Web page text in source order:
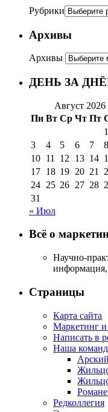
Рубрики
Архивы
Архивы
ДЕНЬ ЗА
Август 2026
Пн Вт Ср Чт Пт
1
3
4 5 6 7 8
10 11 12 13 14
17 18 19 20 21
24 25 26 27 28
31
« Июл
Всё о
Научно-
информация,
Страницы
Карта сайта
Маркетинг и
Написать в
Наша
Редколлегия